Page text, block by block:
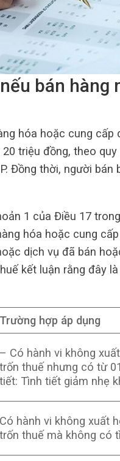
bán hàng
hóa hoặc cung
triệu đồng, theo
Đồng thời, người bán
1 của Điều 17
hóa hoặc cung
dịch vụ đã bán
kết luận rằng đây
Trường hợp áp dụng
– Có hành vi không
trốn thuế nhưng có từ
tiết: Tình tiết giảm nhẹ
Có hành vi không xuất
trốn thuế mà không có